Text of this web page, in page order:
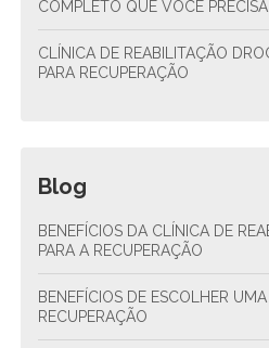
COMPLETO QUE VOCÊ PRECISA
CLÍNICA DE REABILITAÇÃO DROGAS: GUIA COMPLETO
PARA RECUPERAÇÃO
Blog
BENEFÍCIOS DA CLÍNICA DE REABILITAÇÃO VOLUNTÁRIA
PARA A RECUPERAÇÃO
BENEFÍCIOS DE ESCOLHER UMA CASA DE
RECUPERAÇÃO